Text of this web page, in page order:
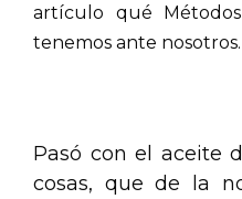
artículo qué
tenemos ante nosotros.
Pasó con el aceite
cosas, que de la